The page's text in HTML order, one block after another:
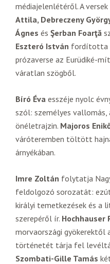
médiajelenlétéről. A
Attila, Debreczeny
Ágnes és Şerban Foarţă
Eszteró István fordította
prózaverse az Eurüdiké-
váratlan szögből.
Bíró Éva esszéje nyolc
szól: személyes
önéletrajzin. Majoros
váróteremben töltött
árnyékában.
Imre Zoltán folytatja
feldolgozó sorozatát:
királyi temetkezések és a
szerepéről ír. Hochhauser
morvaországi gyökerektől
történetét tárja fel
Szombati-Gille Tamás